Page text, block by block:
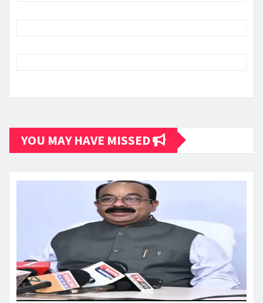
YOU MAY HAVE MISSED